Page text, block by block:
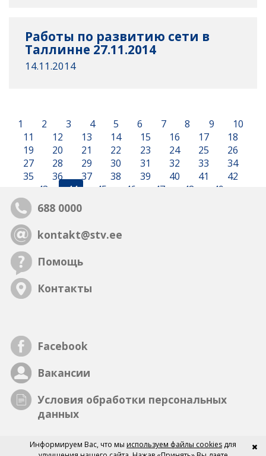
Работы по развитию сети в
Таллинне 27.11.2014
14.11.2014
1 2 3 4 5 6 7 8 9
10
11
12 13 14 15 16 17
18
19
20 21 22 23 24 25
26
27
28 29 30 31 32 33
34
35
36 37 38 39 40 41
42
43
44 45 46 47 48 49
688 0000
kontakt@stv.ee
Помощь
Контакты
Facebook
Вакансии
Условия обработки персональных
данных
Информируем Вас, что мы используем файлы cookies для